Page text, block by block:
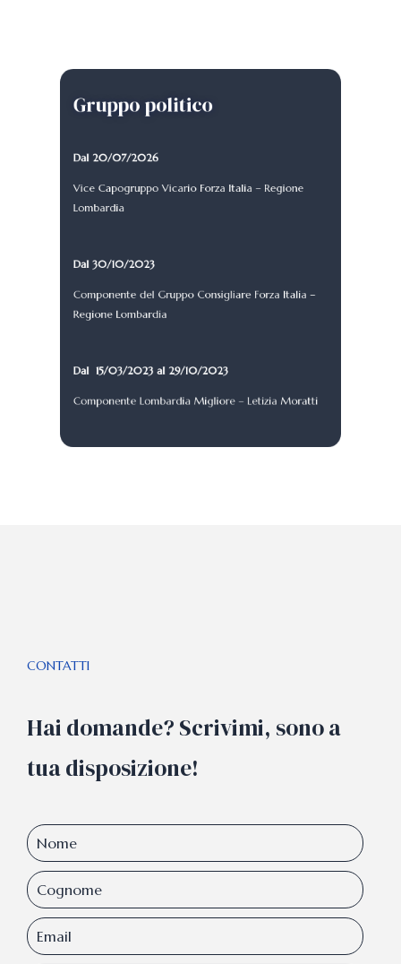
Gruppo politico
Lombardia
Dal 30/10/2023
Componente del Gruppo Consigliare Forza Italia –
Dal 15/03/2023 al 29/10/2023
Componente Lombardia Migliore – Letizia Moratti
CONTATTI
Hai domande? Scrivimi, sono a
tua disposizione!